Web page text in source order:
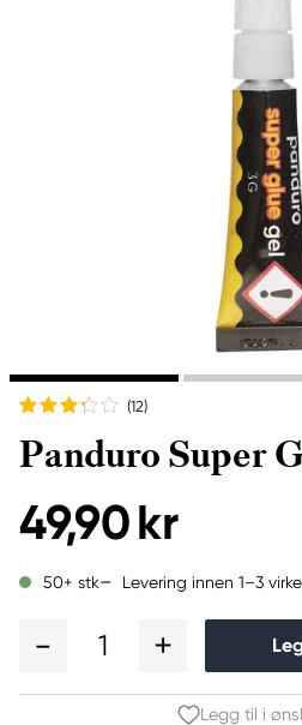
(12)
Panduro Super
49,90 kr
50+ stk Levering innen 1–3
1
Legg til i